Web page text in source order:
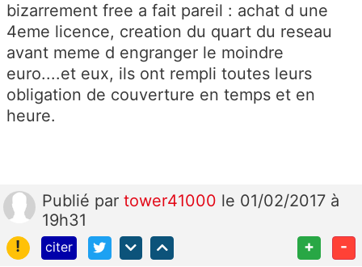
bizarrement free a fait pareil : achat d une
4eme licence, creation du quart du reseau
avant meme d engranger le moindre
euro....et eux, ils ont rempli toutes leurs
obligation de couverture en temps et en
heure.
Publié par tower41000 le 01/02/2017 à
19h31
!
citer + -